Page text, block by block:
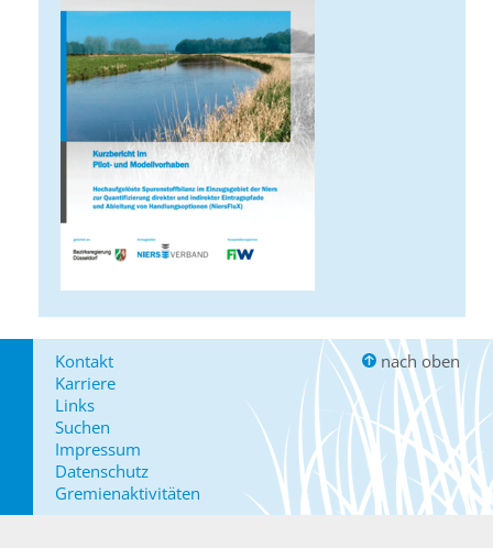
Kontakt
Karriere
Links
Suchen
Impressum
Datenschutz
Gremienaktivitäten
nach oben